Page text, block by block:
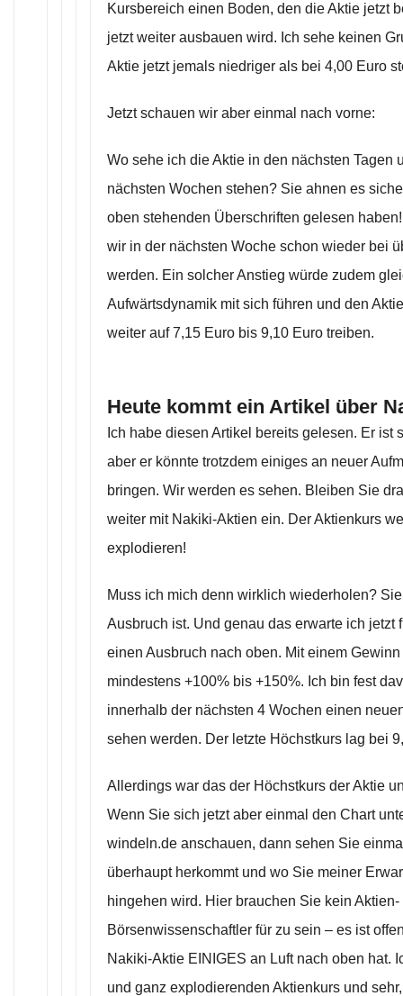
Kursbereich einen Boden, den die Aktie jetzt
jetzt weiter ausbauen wird. Ich sehe keinen
Aktie jetzt jemals niedriger als bei 4,00 Euro
Jetzt schauen wir aber einmal nach vorne:
Wo sehe ich die Aktie in den nächsten Tagen
nächsten Wochen stehen? Sie ahnen es
oben stehenden Überschriften gelesen
wir in der nächsten Woche schon wieder bei
werden. Ein solcher Anstieg würde zudem
Aufwärtsdynamik mit sich führen und den
weiter auf 7,15 Euro bis 9,10 Euro treiben.
Heute kommt ein Artikel über
Ich habe diesen Artikel bereits gelesen. Er ist
aber er könnte trotzdem einiges an neuer
bringen. Wir werden es sehen. Bleiben Sie
weiter mit Nakiki-Aktien ein. Der Aktienkurs
explodieren!
Muss ich mich denn wirklich wiederholen?
Ausbruch ist. Und genau das erwarte ich jetzt
einen Ausbruch nach oben. Mit einem
mindestens +100% bis +150%. Ich bin fest
innerhalb der nächsten 4 Wochen einen
sehen werden. Der letzte Höchstkurs lag bei
Allerdings war das der Höchstkurs der Aktie
Wenn Sie sich jetzt aber einmal den Chart
windeln.de anschauen, dann sehen Sie
überhaupt herkommt und wo Sie meiner
hingehen wird. Hier brauchen Sie kein Aktien-
Börsenwissenschaftler für zu sein – es ist
Nakiki-Aktie EINIGES an Luft nach oben hat.
und ganz explodierenden Aktienkurs und